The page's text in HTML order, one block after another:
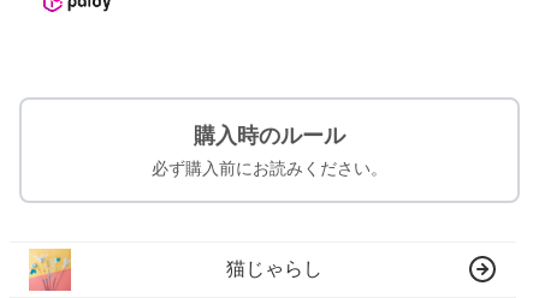
購入時のルール
必ず購入前にお読みください。
猫じゃらし